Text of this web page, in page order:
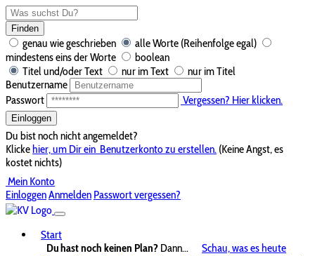
Finden
genau wie geschrieben
alle Worte (Reihenfolge egal)
mindestens eins der Worte
boolean
Titel und/oder Text
nur im Text
nur im Titel
Benutzername
Passwort
Vergessen? Hier klicken.
Einloggen
Du bist noch nicht angemeldet?
Klickehier, um Dir ein Benutzerkonto zu erstellen. (Keine Angst, es
kostet nichts)
Mein Konto
EinloggenAnmelden Passwort vergessen?
Start
Du hast noch keinen Plan? Dann...
Schau, was es heute